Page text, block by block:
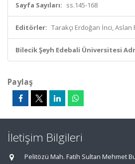
Sayfa Sayıları: ss.145-168
Editörler: Tarakçı Erdoğan İnci,
Bilecik Şeyh Edebali Üniversitesi
Paylaş
İletişim Bilgileri
Pelitözü Mah. Fatih Sultan Mehmet